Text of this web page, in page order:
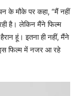
के मौके पर कहा, “मैं नहीं
रही है। लेकिन मैंने फिल्म
हूं। इतना ही नहीं, मैंने
फिल्म में नजर आ रहे